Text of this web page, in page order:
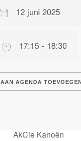
12 juni 2025
17:15 - 18:30
AAN AGENDA